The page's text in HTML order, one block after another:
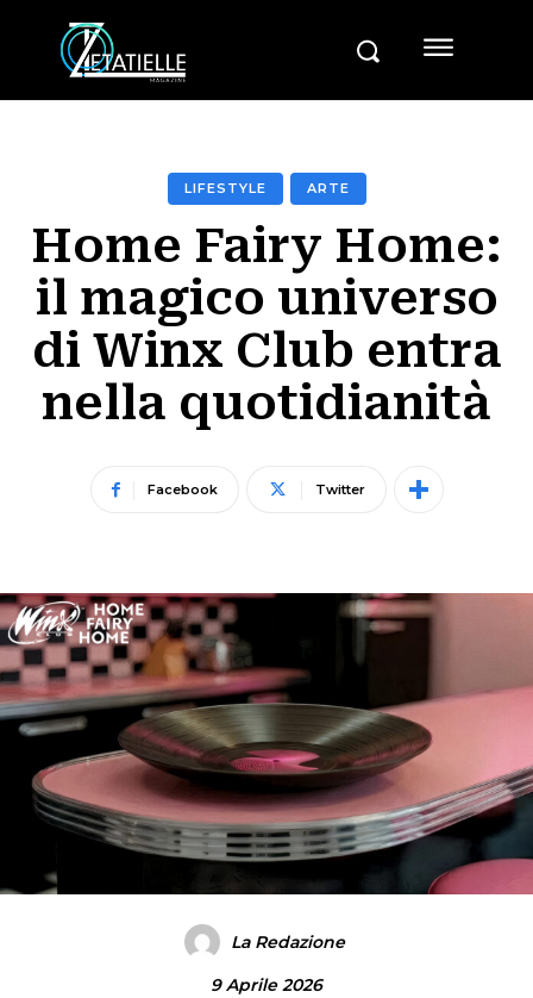
LIFESTYLE ARTE
Home Fairy Home:
il magico universo
di Winx Club entra
nella quotidianità
Facebook Twitter
La Redazione
9 Aprile 2026